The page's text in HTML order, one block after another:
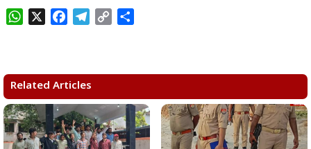
W
s
A
p
p
b
o
o
k
g
r
a
m
i
n
k
Related Articles